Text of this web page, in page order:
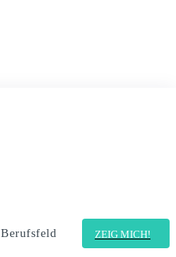
Berufsfeld ZEIG MICH!